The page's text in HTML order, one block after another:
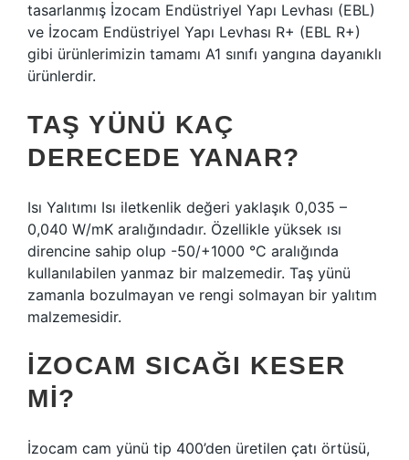
tasarlanmış İzocam Endüstriyel Yapı Levhası (EBL)
ve İzocam Endüstriyel Yapı Levhası R+ (EBL R+)
gibi ürünlerimizin tamamı A1 sınıfı yangına dayanıklı
ürünlerdir.
TAŞ YÜNÜ KAÇ
DERECEDE YANAR?
Isı Yalıtımı Isı iletkenlik değeri yaklaşık 0,035 –
0,040 W/mK aralığındadır. Özellikle yüksek ısı
direncine sahip olup -50/+1000 °C aralığında
kullanılabilen yanmaz bir malzemedir. Taş yünü
zamanla bozulmayan ve rengi solmayan bir yalıtım
malzemesidir.
İZOCAM SICAĞI KESER
MI?
İzocam cam yünü tip 400’den üretilen çatı örtüsü,